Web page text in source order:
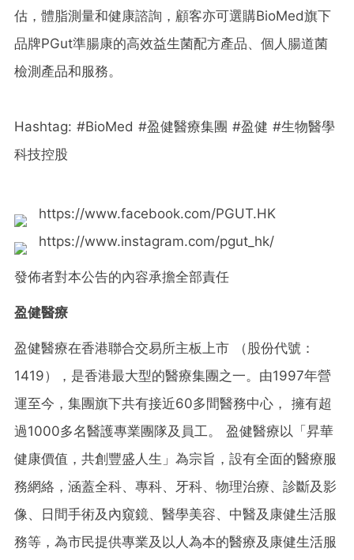
估，體脂測量和健康諮詢，顧客亦可選購BioMed旗下
品牌PGut準腸康的高效益生菌配方產品、個人腸道菌
檢測產品和服務。
Hashtag: #BioMed #盈健醫療集團 #盈健 #生物醫學
科技控股
https://www.facebook.com/PGUT.HK
https://www.instagram.com/pgut_hk/
發佈者對本公告的內容承擔全部責任
盈健醫療
盈健醫療在香港聯合交易所主板上市 （股份代號：
1419），是香港最大型的醫療集團之一。由1997年營
運至今，集團旗下共有接近60多間醫務中心， 擁有超
過1000多名醫護專業團隊及員工。 盈健醫療以「昇華
健康價值，共創豐盛人生」為宗旨，設有全面的醫療服
務網絡，涵蓋全科、專科、牙科、物理治療、診斷及影
像、日間手術及內窺鏡、醫學美容、中醫及康健生活服
務等，為市民提供專業及以人為本的醫療及康健生活服